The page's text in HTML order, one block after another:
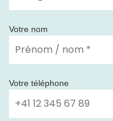
Votre nom
Votre téléphone